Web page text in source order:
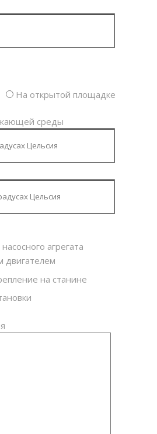
На открытой площадке
среды
агрегата
двигателем
на станине